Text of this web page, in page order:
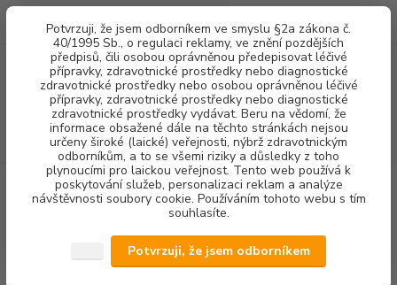
Potvrzuji, že jsem odborníkem ve smyslu §2a zákona č.
40/1995 Sb., o regulaci reklamy, ve znění pozdějších
předpisů, čili osobou oprávněnou předepisovat léčivé
přípravky, zdravotnické prostředky nebo diagnostické
zdravotnické prostředky nebo osobou oprávněnou léčivé
přípravky, zdravotnické prostředky nebo diagnostické
zdravotnické prostředky vydávat. Beru na vědomí, že
informace obsažené dále na těchto stránkách nejsou
určeny široké (laické) veřejnosti, nýbrž zdravotnickým
odborníkům, a to se všemi riziky a důsledky z toho
plynoucími pro laickou veřejnost. Tento web používá k
poskytování služeb, personalizaci reklam a analýze
návštěvnosti soubory cookie. Používáním tohoto webu s tím
souhlasíte.
Potvrzuji, že jsem odborníkem
Menu
CZK
Hledat
(Po-Pá, 8-16 hod.)
za0,00 Kč
STOMATOLOGICKÉ SOUPRAVY + NÁHRADNÍ DÍLY
STOMATOLOGICKÉ SOUPRAVY
KaVo amiQa
KaVo amiQa